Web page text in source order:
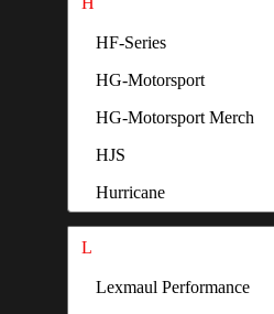
HF-Series
HG-Motorsport
HG-Motorsport Merch
HJS
Hurricane
L
Lexmaul Performance